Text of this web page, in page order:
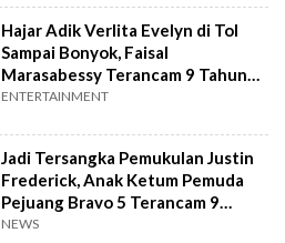
Hajar Adik Verlita Evelyn di Tol
Sampai Bonyok, Faisal
Marasabessy Terancam 9 Tahun
Penjara
ENTERTAINMENT
Jadi Tersangka Pemukulan Justin
Frederick, Anak Ketum Pemuda
Pejuang Bravo 5 Terancam 9
Tahun Penjara
NEWS